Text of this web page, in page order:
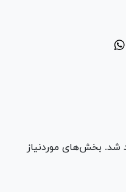
شد. بخش‌های موردنیاز